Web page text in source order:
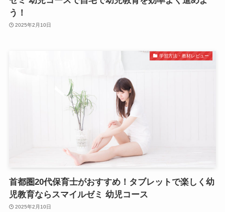
う！
2025年2月10日
学習方法・教材レビュー
首都圏20代保育士がおすすめ！タブレットで楽しく幼
児教育ならスマイルゼミ 幼児コース
2025年2月10日